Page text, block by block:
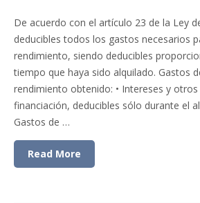
De acuerdo con el artículo 23 de la Ley
deducibles todos los gastos necesarios
rendimiento, siendo deducibles
tiempo que haya sido alquilado. Gastos
rendimiento obtenido: • Intereses y
financiación, deducibles sólo durante el
Gastos de …
Read More